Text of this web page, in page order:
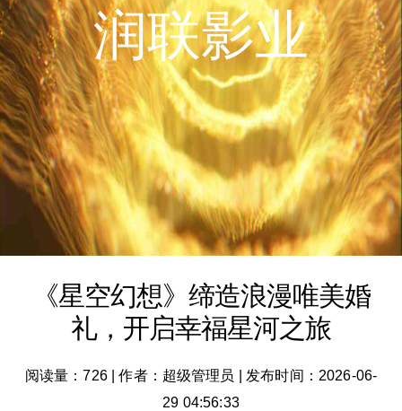
润联影业
《星空幻想》缔造浪漫唯美婚
礼，开启幸福星河之旅
阅读量：726|作者：超级管理员
发布时间：2026-06-
29 04:56:33